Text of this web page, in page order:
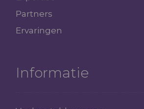
Partners
Ervaringen
Informatie